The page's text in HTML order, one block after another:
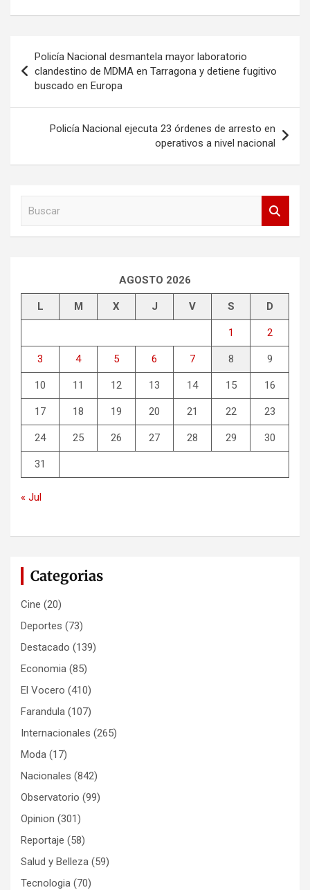
Navegación
de
entradas
Policía Nacional desmantela mayor laboratorio
clandestino de MDMA en Tarragona y detiene fugitivo
buscado en Europa
Policía Nacional ejecuta 23 órdenes de arresto en
operativos a nivel nacional
AGOSTO 2026
L M X J V S D
1 2
3 4 5 6 7 8 9
10 11 12 13 14 15 16
17 18 19 20 21 22 23
24 25 26 27 28 29 30
31
« Jul
Categorias
Cine (20)
Deportes (73)
Destacado (139)
Economia (85)
El Vocero (410)
Farandula (107)
Internacionales (265)
Moda (17)
Nacionales (842)
Observatorio (99)
Opinion (301)
Reportaje (58)
Salud y Belleza (59)
Tecnologia (70)